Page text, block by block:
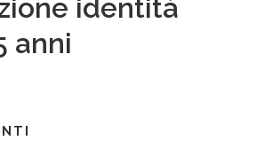
identità
anni